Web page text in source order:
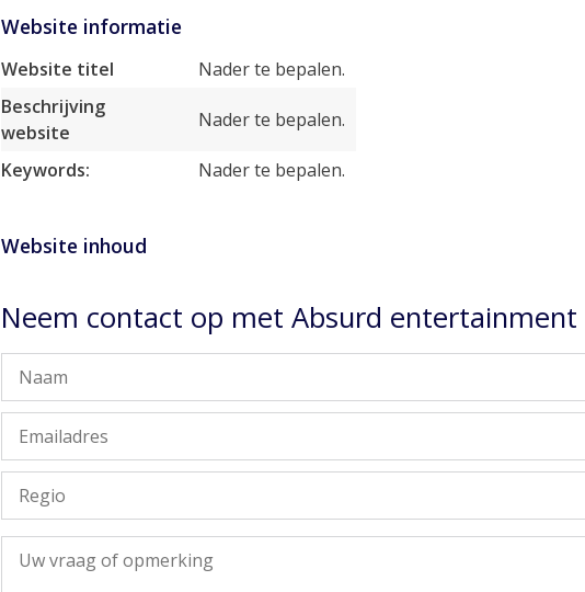
Website informatie
Website titel
Nader te bepalen.
Beschrijving
website
Nader te bepalen.
Keywords: Nader te bepalen.
Website inhoud
Neem contact op met Absurd entertainment